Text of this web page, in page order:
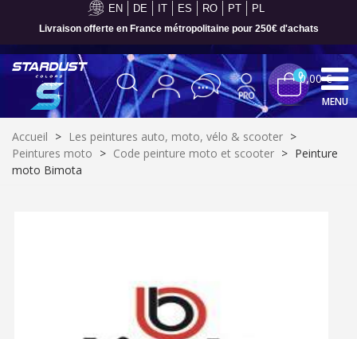
EN DE IT ES RO PT PL
Paiement en 4x sans frais dès 30€ d'achats
Inscription à la newsletter : 5€ de réduction
00,00 €
MENU
Accueil > Les peintures auto, moto, vélo & scooter >
Peintures moto > Code peinture moto et scooter > Peinture
moto Bimota